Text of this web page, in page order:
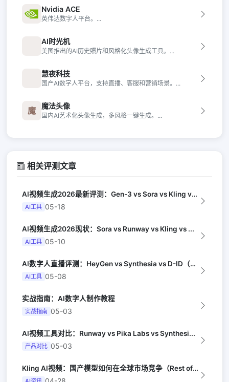
Nvidia ACE
英伟达数字人平台。...
AI时光机
美图推出的AI历史照片和风格化头像生成工具。...
慧夜科技
国产AI数字人平台，支持直播、客服和营销场景。...
魔 魔法头像
国内AI艺术化头像生成，多风格一键生成。...
相关评测文章
AI视频生成2026最新评测：Gen-3 vs Sora vs Kling vs...
AI工具 05-18
AI视频生成2026现状：Sora vs Runway vs Kling vs ...
AI工具 05-10
AI数字人直播评测：HeyGen vs Synthesia vs D-ID（Te...
AI工具 05-08
实战指南：AI数字人制作教程
实战指南 05-03
AI视频工具对比：Runway vs Pika Labs vs Synthesi...
产品对比 05-03
Kling AI视频：国产模型如何在全球市场竞争（Rest of World）